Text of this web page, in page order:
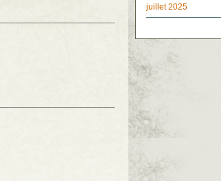
juillet 2025